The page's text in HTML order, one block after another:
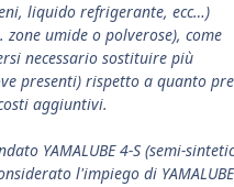
liquido refrigerante, ecc…)
umide o polverose), come
necessario sostituire più
presenti) rispetto a quanto
aggiuntivi.
YAMALUBE 4-S (semi-
l'impiego di YAMALUBE